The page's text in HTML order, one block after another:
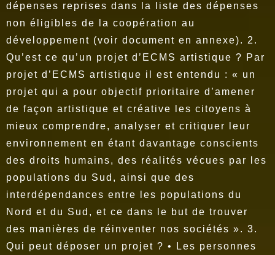
dépenses reprises dans la liste des dépenses
non éligibles de la coopération au
développement (voir document en annexe). 2.
Qu’est ce qu’un projet d’ECMS artistique ? Par
projet d’ECMS artistique il est entendu : « un
projet qui a pour objectif prioritaire d’amener
de façon artistique et créative les citoyens à
mieux comprendre, analyser et critiquer leur
environnement en étant davantage conscients
des droits humains, des réalités vécues par les
populations du Sud, ainsi que des
interdépendances entre les populations du
Nord et du Sud, et ce dans le but de trouver
des manières de réinventer nos sociétés ». 3.
Qui peut déposer un projet ? • Les personnes